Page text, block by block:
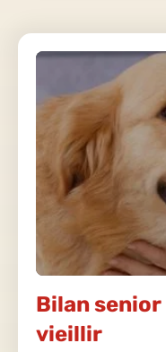
Bilan senior
vieillir